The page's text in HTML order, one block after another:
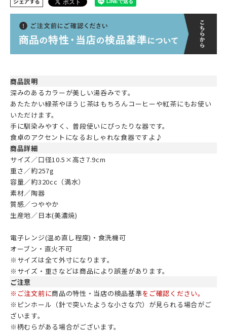
商品説明
深みのあるカラーが美しい湯呑みです。
あたたかい緑茶やほうじ茶はもちろんコーヒーや紅茶にもお使い
いただけます。
手に馴染みやすく、普段使いにぴったりな器です。
食卓のアクセントになるおしゃれな食器ですよ♪
商品詳細
サイズ／口径10.5×高さ7.9cm
重さ／約257g
容量／約320cc（満水）
素材／陶器
質感／つややか
生産地／日本(美濃焼)
電子レンジ(温め直し程度)・食洗機可
オーブン・直火不可
※サイズは全て外寸になります。
※サイズ・重さなどは商品により誤差があります。
ご注意
※ご注文前に商品の特性・当店の検品基準をご確認ください。
※ピンホール（針で突いたような小さな穴）が見られる場合がご
ざいます。
※柄むらがある場合がございます。